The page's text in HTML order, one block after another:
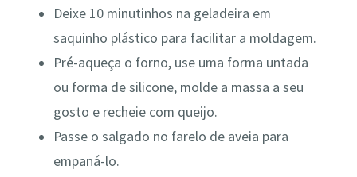
Deixe 10 minutinhos na geladeira em
saquinho plástico para facilitar a moldagem.
Pré-aqueça o forno, use uma forma untada
ou forma de silicone, molde a massa a seu
gosto e recheie com queijo.
Passe o salgado no farelo de aveia para
empaná-lo.